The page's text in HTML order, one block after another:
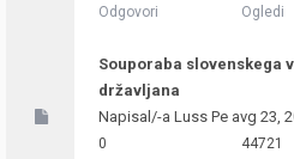
Odgovori
Ogledi
Souporaba slovenskega
državljana
Napisal/-a Luss Pe avg 23,
0
44721